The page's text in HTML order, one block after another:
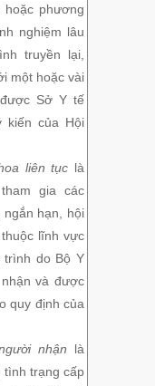
phương
nghiệm lâu
truyền lại,
một hoặc vài
Sở Y tế
kiến của Hội
liên tục là
gia các
hạn, hội
lĩnh vực
trình do Bộ Y
và được
quy định của
nhận là
tình trạng cấp